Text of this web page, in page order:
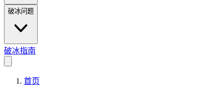
破冰问题
破冰指南
首页